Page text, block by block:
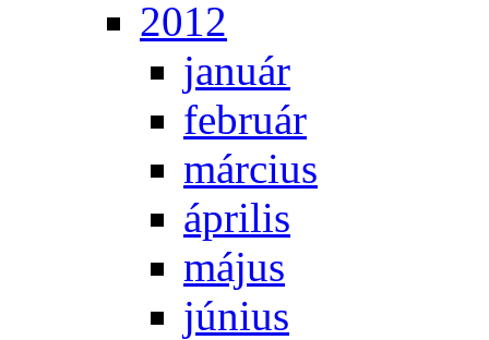
2012
ja­nu­ár
feb­ru­ár
már­ci­us
áp­ri­lis
má­jus
jú­ni­us